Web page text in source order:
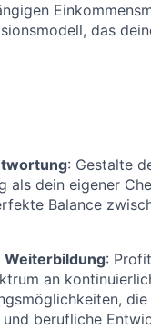
das
: Gestalte
als dein eigener
Balance
Weiterbildung:
an
die
und berufliche